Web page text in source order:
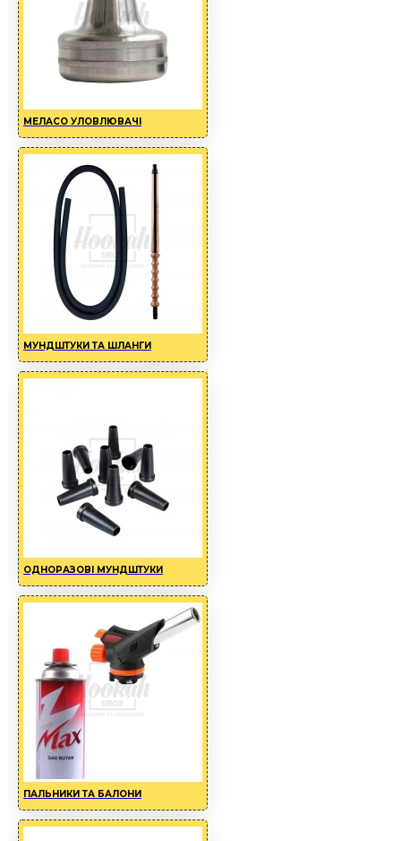
МЕЛАСО УЛОВЛЮВАЧІ
МУНДШТУКИ ТА ШЛАНГИ
ОДНОРАЗОВІ МУНДШТУКИ
ПАЛЬНИКИ ТА БАЛОНИ